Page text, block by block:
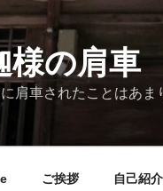
様の肩車
肩車されたことはあ
ご挨拶 自己紹介